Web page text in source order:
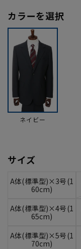
カラーを選択
ネイビー
サイズ
A体(標準型)×3号(1
60cm)
A体(標準型)×4号(1
65cm)
A体(標準型)×5号(1
70cm)